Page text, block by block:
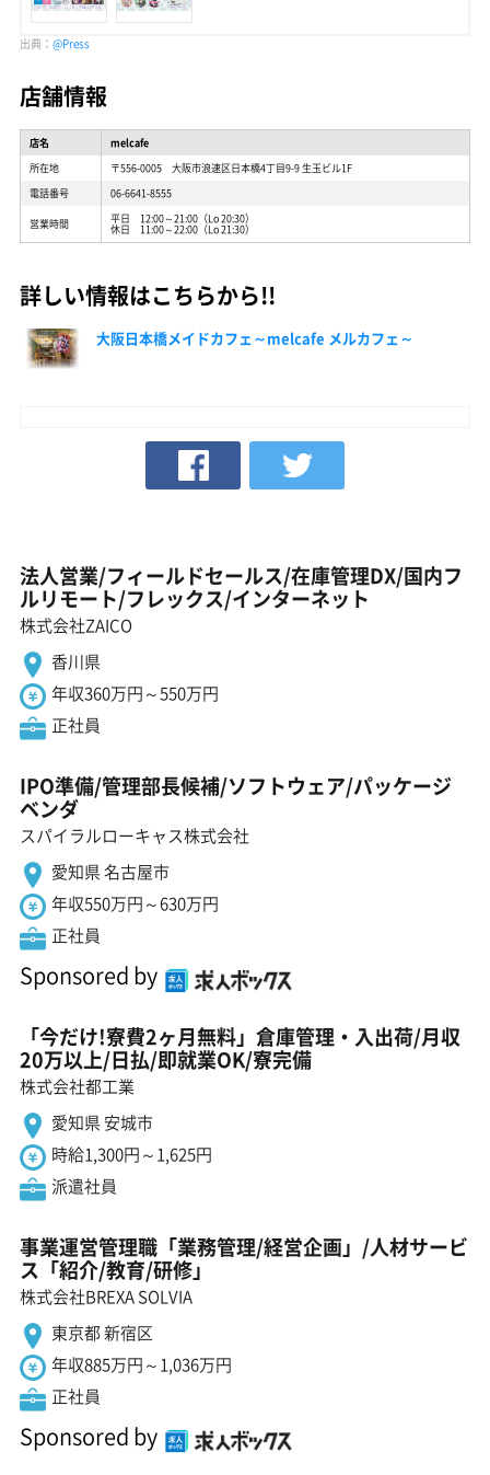
出典： @Press
店舗情報
店名
melcafe
所在地
〒556-0005 大阪市浪速区日本橋4丁目9-9 生玉ビル1F
電話番号
06-6641-8555
営業時間 平日 12:00～21:00（Lo 20:30）
休日 11:00～22:00（Lo 21:30）
詳しい情報はこちらから!!
大阪日本橋メイドカフェ～melcafe メルカフェ～
法人営業/フィールドセールス/在庫管理DX/国内フ
ルリモート/フレックス/インターネット
株式会社ZAICO
香川県
年収360万円～550万円
正社員
IPO準備/管理部長候補/ソフトウェア/パッケージ
ベンダ
スパイラルローキャス株式会社
愛知県 名古屋市
年収550万円～630万円
正社員
Sponsored by
「今だけ!寮費2ヶ月無料」倉庫管理・入出荷/月収
20万以上/日払/即就業OK/寮完備
株式会社都工業
愛知県 安城市
時給1,300円～1,625円
派遣社員
事業運営管理職「業務管理/経営企画」/人材サービ
ス「紹介/教育/研修」
株式会社BREXA SOLVIA
東京都 新宿区
年収885万円～1,036万円
正社員
Sponsored by